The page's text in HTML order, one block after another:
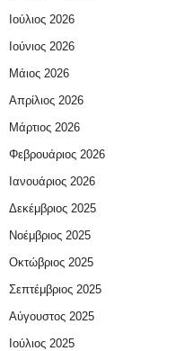
Ιούλιος 2026
Ιούνιος 2026
Μάιος 2026
Απρίλιος 2026
Μάρτιος 2026
Φεβρουάριος 2026
Ιανουάριος 2026
Δεκέμβριος 2025
Νοέμβριος 2025
Οκτώβριος 2025
Σεπτέμβριος 2025
Αύγουστος 2025
Ιούλιος 2025